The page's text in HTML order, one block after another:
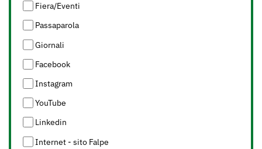
Fiera/Eventi
Passaparola
Giornali
Facebook
Instagram
YouTube
Linkedin
Internet - sito Falpe